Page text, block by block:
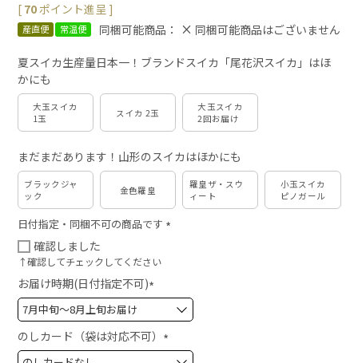
[ 70ポイント進呈 ]
産直便 常温便 同梱可能商品： 同梱可能商品はございません
夏スイカ生産量日本一！ブランドスイカ「尾花沢スイカ」はほ
かにも
大玉スイカ
1玉
スイカ 2玉
大玉スイカ
2回お届け
まだまだあります！山形のスイカはほかにも
ブラックジャ
ック
金色羅皇
羅皇ザ・スウ
ィート
小玉スイカ
ピノガール
日付指定・同梱不可の商品です
確認しました
↑確認してチェックしてください
お届け時期(日付指定不可)
必
須
)
のしカード（袋は対応不可）